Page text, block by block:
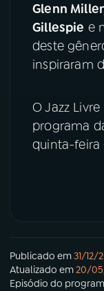
YouTube
Instagram
Glenn
Gillespie e
deste
inspiraram
O Jazz
programa
quinta-feira
Publicado em31/12/
Atualizado em20/
Episódio do